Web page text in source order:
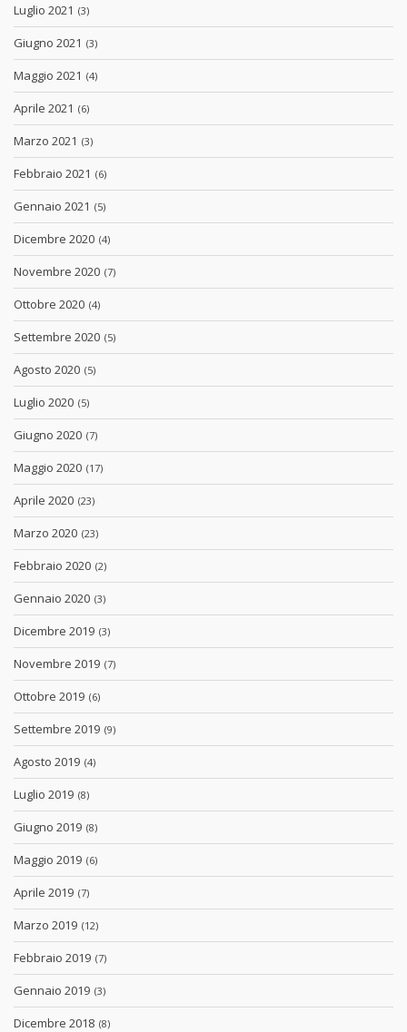
Luglio 2021 (3)
Giugno 2021 (3)
Maggio 2021 (4)
Aprile 2021 (6)
Marzo 2021 (3)
Febbraio 2021 (6)
Gennaio 2021 (5)
Dicembre 2020 (4)
Novembre 2020 (7)
Ottobre 2020 (4)
Settembre 2020 (5)
Agosto 2020 (5)
Luglio 2020 (5)
Giugno 2020 (7)
Maggio 2020 (17)
Aprile 2020 (23)
Marzo 2020 (23)
Febbraio 2020 (2)
Gennaio 2020 (3)
Dicembre 2019 (3)
Novembre 2019 (7)
Ottobre 2019 (6)
Settembre 2019 (9)
Agosto 2019 (4)
Luglio 2019 (8)
Giugno 2019 (8)
Maggio 2019 (6)
Aprile 2019 (7)
Marzo 2019 (12)
Febbraio 2019 (7)
Gennaio 2019 (3)
Dicembre 2018 (8)